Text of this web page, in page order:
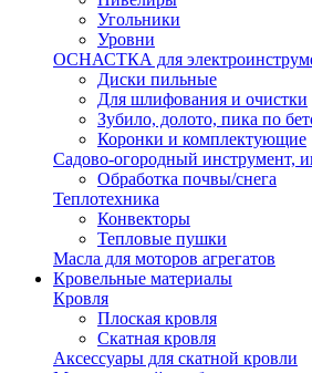
Угольники
Уровни
ОСНАСТКА для
Диски пильные
Для шлифования и очистки
Зубило, долото, пика по
Коронки и комплектующие
Садово-огородный инструмент,
Обработка почвы/снега
Теплотехника
Конвекторы
Тепловые пушки
Масла для моторов агрегатов
Кровельные материалы
Кровля
Плоская кровля
Скатная кровля
Аксессуары для скатной кровли